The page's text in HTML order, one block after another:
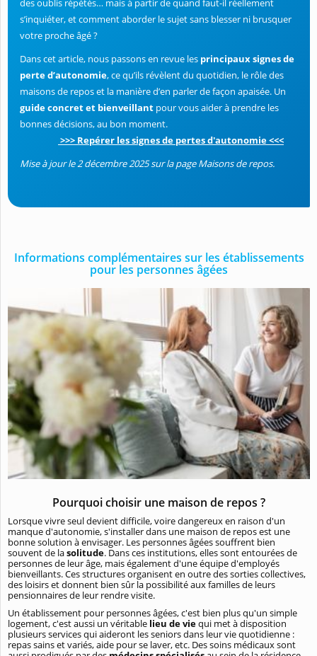
des oublis répétés… mais à partir de quand faut-il réellement
s’inquiéter, et comment aborder le sujet sans blesser ni brusquer
votre proche âgé ?
Dans cet article, nous passons en revue les principaux signes de
perte d’autonomie, ce qu’ils révèlent du quotidien, le rôle des
maisons de repos et la manière d’en parler de façon apaisée. Un
guide concret et bienveillant pour vous aider à prendre les
bonnes décisions, au bon moment.
>>> Repérer les signes de pertes d'autonomie <<<
Mise à jour le 2 décembre 2025 sur la page Maisons de repos.
Informations complémentaires sur les établissements
pour les personnes âgées
Pourquoi choisir une maison de repos ?
Lorsque vivre seul devient difficile, voire dangereux en raison d'un
manque d'autonomie, s'installer dans une maison de repos est une
bonne solution à envisager. Les personnes âgées souffrent bien
souvent de lasolitude. Dans ces institutions, elles sont entourées de
personnes de leur âge, mais également d'une équipe d'employés
bienveillants. Ces structures organisent en outre des sorties collectives,
des loisirs et donnent bien sûr la possibilité aux familles de leurs
pensionnaires de leur rendre visite.
Un établissement pour personnes âgées, c'est bien plus qu'un simple
logement, c'est aussi un véritable lieu de viequi met à disposition
plusieurs services qui aideront les seniors dans leur vie quotidienne :
repas sains et variés, aide pour se laver, etc. Des soins médicaux sont